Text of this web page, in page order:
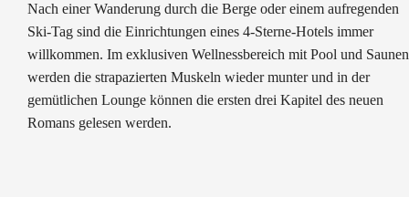
Nach einer Wanderung durch die Berge oder einem aufregenden
Ski-Tag sind die Einrichtungen eines 4-Sterne-Hotels immer
willkommen. Im exklusiven Wellnessbereich mit Pool und Saunen
werden die strapazierten Muskeln wieder munter und in der
gemütlichen Lounge können die ersten drei Kapitel des neuen
Romans gelesen werden.